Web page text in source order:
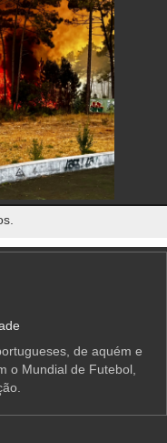
de aquém e
o Mundial de Futebol,